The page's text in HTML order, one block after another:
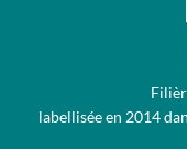
labellisée en 2014